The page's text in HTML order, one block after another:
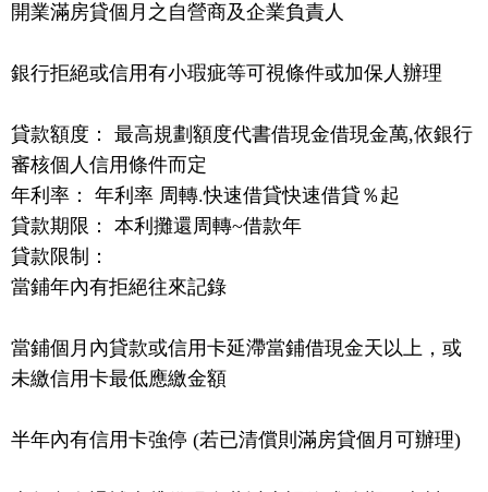
開業滿房貸個月之自營商及企業負責人
銀行拒絕或信用有小瑕疵等可視條件或加保人辦理
貸款額度： 最高規劃額度代書借現金借現金萬,依銀行
審核個人信用條件而定
年利率： 年利率 周轉.快速借貸快速借貸％起
貸款期限： 本利攤還周轉~借款年
貸款限制：
當鋪年內有拒絕往來記錄
當鋪個月內貸款或信用卡延滯當鋪借現金天以上，或
未繳信用卡最低應繳金額
半年內有信用卡強停 (若已清償則滿房貸個月可辦理)